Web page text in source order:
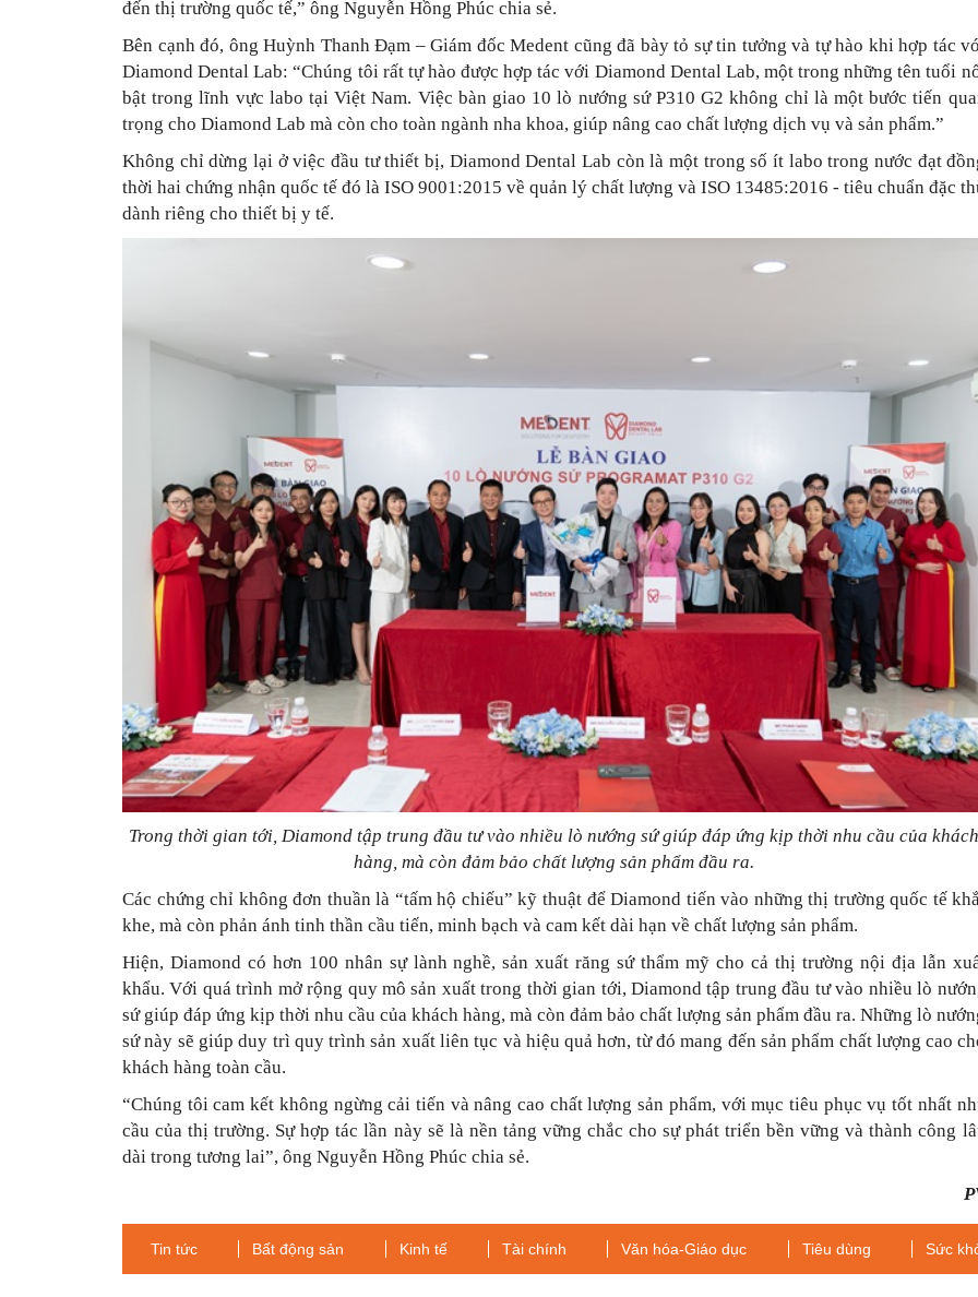
đến thị trường quốc tế,” ông Nguyễn Hồng Phúc chia sẻ.
Bên cạnh đó, ông Huỳnh Thanh Đạm – Giám đốc Medent cũng đã bày tỏ sự tin tưởng và tự hào khi hợp tác
Diamond Dental Lab: “Chúng tôi rất tự hào được hợp tác với Diamond Dental Lab, một trong những tên tuổi
bật trong lĩnh vực labo tại Việt Nam. Việc bàn giao 10 lò nướng sứ P310 G2 không chỉ là một bước tiến
trọng cho Diamond Lab mà còn cho toàn ngành nha khoa, giúp nâng cao chất lượng dịch vụ và sản phẩm.”
Không chỉ dừng lại ở việc đầu tư thiết bị, Diamond Dental Lab còn là một trong số ít labo trong nước đạt
thời hai chứng nhận quốc tế đó là ISO 9001:2015 về quản lý chất lượng và ISO 13485:2016 - tiêu chuẩn đặc
dành riêng cho thiết bị y tế.
Trong thời gian tới, Diamond tập trung đầu tư vào nhiều lò nướng sứ giúp đáp ứng kịp thời nhu cầu của khách
hàng, mà còn đảm bảo chất lượng sản phẩm đầu ra.
Các chứng chỉ không đơn thuần là “tấm hộ chiếu” kỹ thuật để Diamond tiến vào những thị trường quốc tế
khe, mà còn phản ánh tinh thần cầu tiến, minh bạch và cam kết dài hạn về chất lượng sản phẩm.
Hiện, Diamond có hơn 100 nhân sự lành nghề, sản xuất răng sứ thẩm mỹ cho cả thị trường nội địa lẫn
khẩu. Với quá trình mở rộng quy mô sản xuất trong thời gian tới, Diamond tập trung đầu tư vào nhiều lò
sứ giúp đáp ứng kịp thời nhu cầu của khách hàng, mà còn đảm bảo chất lượng sản phẩm đầu ra. Những lò
sứ này sẽ giúp duy trì quy trình sản xuất liên tục và hiệu quả hơn, từ đó mang đến sản phẩm chất lượng cao
khách hàng toàn cầu.
“Chúng tôi cam kết không ngừng cải tiến và nâng cao chất lượng sản phẩm, với mục tiêu phục vụ tốt nhất
cầu của thị trường. Sự hợp tác lần này sẽ là nền tảng vững chắc cho sự phát triển bền vững và thành công
dài trong tương lai”, ông Nguyễn Hồng Phúc chia sẻ.
Tin tức Bất động sản Kinh tế Tài chính Văn hóa-Giáo dục Tiêu dùng Sức